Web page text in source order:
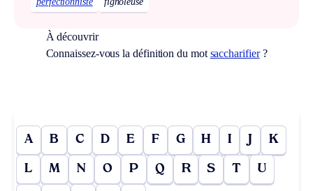
À découvrir
Connaissez-vous la définition du mot saccharifier?
A B C D E F G H I J K
L M N O P Q R S T U